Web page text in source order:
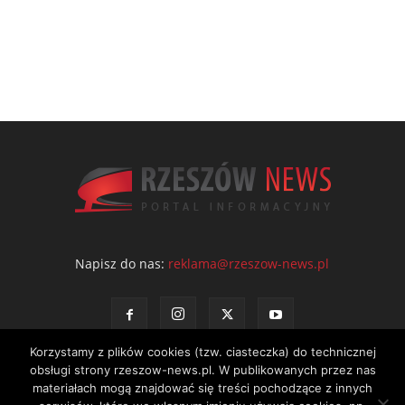
Napisz do nas: reklama@rzeszow-news.pl
Korzystamy z plików cookies (tzw. ciasteczka) do technicznej
obsługi strony rzeszow-news.pl. W publikowanych przez nas
materiałach mogą znajdować się treści pochodzące z innych